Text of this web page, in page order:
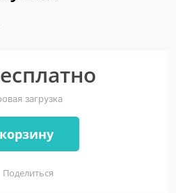
загрузка
Поделиться